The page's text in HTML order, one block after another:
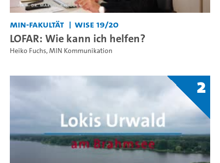
MIN-Fakultät WiSe 19/20
LOFAR: Wie kann ich helfen?
Heiko Fuchs,MIN Kommunikation
2